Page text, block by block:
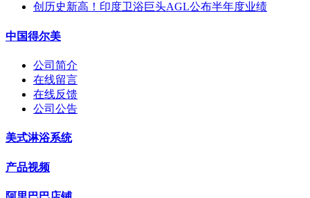
创历史新高！印度卫浴巨头AGL公布半年度业绩
中国得尔美
公司简介
在线留言
在线反馈
公司公告
美式淋浴系统
产品视频